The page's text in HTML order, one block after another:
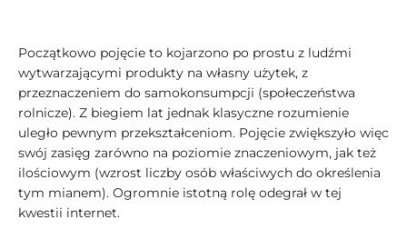
Początkowo pojęcie to kojarzono po prostu z ludźmi
wytwarzającymi produkty na własny użytek, z
przeznaczeniem do samokonsumpcji (społeczeństwa
rolnicze). Z biegiem lat jednak klasyczne rozumienie
uległo pewnym przekształceniom. Pojęcie zwiększyło więc
swój zasięg zarówno na poziomie znaczeniowym, jak też
ilościowym (wzrost liczby osób właściwych do określenia
tym mianem). Ogromnie istotną rolę odegrał w tej
kwestii internet.